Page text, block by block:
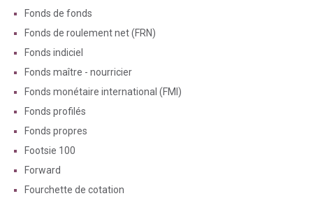
Fonds de fonds
Fonds de roulement net (FRN)
Fonds indiciel
Fonds maître - nourricier
Fonds monétaire international (FMI)
Fonds profilés
Fonds propres
Footsie 100
Forward
Fourchette de cotation